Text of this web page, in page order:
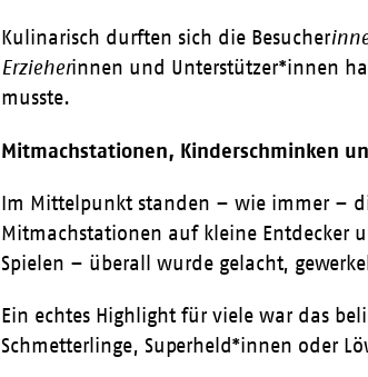
Kulinarisch durften sich die Besucher
Erzieherinnen und Unterstützer*innen
musste.
Mitmachstationen, Kinderschminken
Im Mittelpunkt standen – wie immer –
Mitmachstationen auf kleine Entdecker
Spielen – überall wurde gelacht,
Ein echtes Highlight für viele war das
Schmetterlinge, Superheld*innen oder